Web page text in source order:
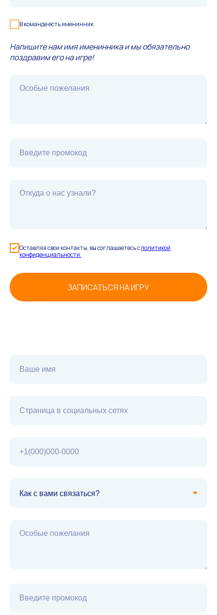
В команде есть именинник
Напишите нам имя именинника и мы обязательно
поздравим его на игре!
Оставляя свои контакты, вы соглашаетесь сполитикой
конфиденциальности.
ЗАПИСАТЬСЯ НА ИГРУ